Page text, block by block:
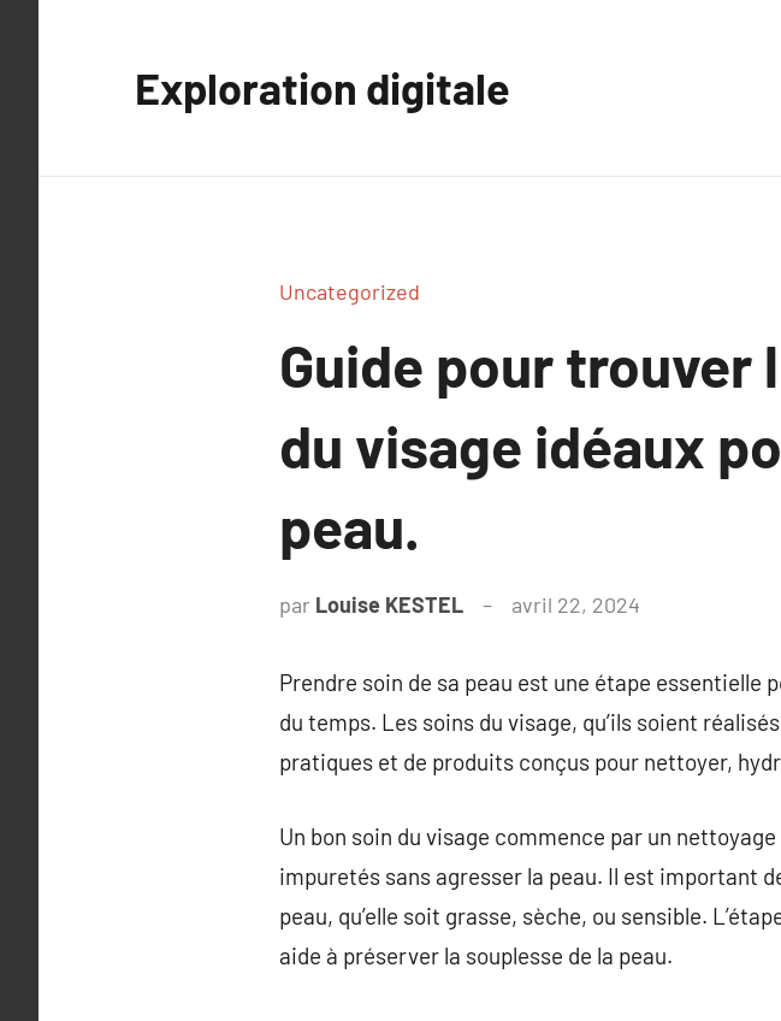
Exploration digitale
Uncategorized
Guide pour trouver
du visage idéaux
peau.
par Louise KESTEL avril 22, 2024
Prendre soin de sa peau est une étape
du temps. Les soins du visage, qu’ils soient
pratiques et de produits conçus pour nettoyer,
Un bon soin du visage commence par un
impuretés sans agresser la peau. Il est important
peau, qu’elle soit grasse, sèche, ou sensible.
aide à préserver la souplesse de la peau.